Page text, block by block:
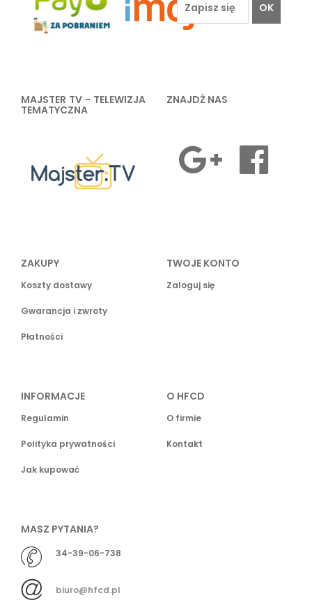
OK
MAJSTER TV - TELEWIZJA
TEMATYCZNA
ZNAJDŹ NAS
ZAKUPY
Koszty dostawy
Gwarancja i zwroty
Płatności
TWOJE KONTO
Zaloguj się
INFORMACJE
Regulamin
Polityka prywatności
Jak kupować
O HFCD
O firmie
Kontakt
MASZ PYTANIA?
34-39-06-738
biuro@hfcd.pl